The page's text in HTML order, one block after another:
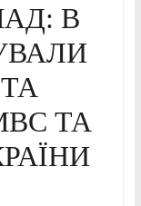
В
ТА